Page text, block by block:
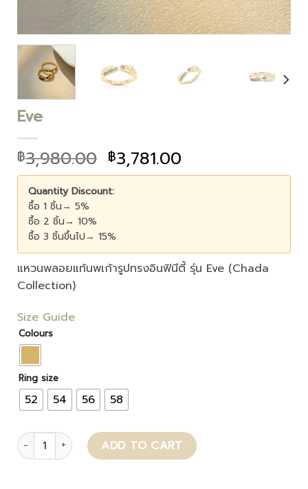
Eve
฿3,980.00 ฿3,781.00
Quantity Discount:
ซื้อ 1 ชิ้น→ 5%
ซื้อ 2 ชิ้น→ 10%
ซื้อ 3 ชิ้นขึ้นไป→ 15%
แหวนพลอยแท้นพเก้ารูปทรงอินฟินีตี้ รุ่น Eve (Chada
Collection)
Size Guide
Colours
Ring size
52 54 56 58
Eve quantity ADD TO CART